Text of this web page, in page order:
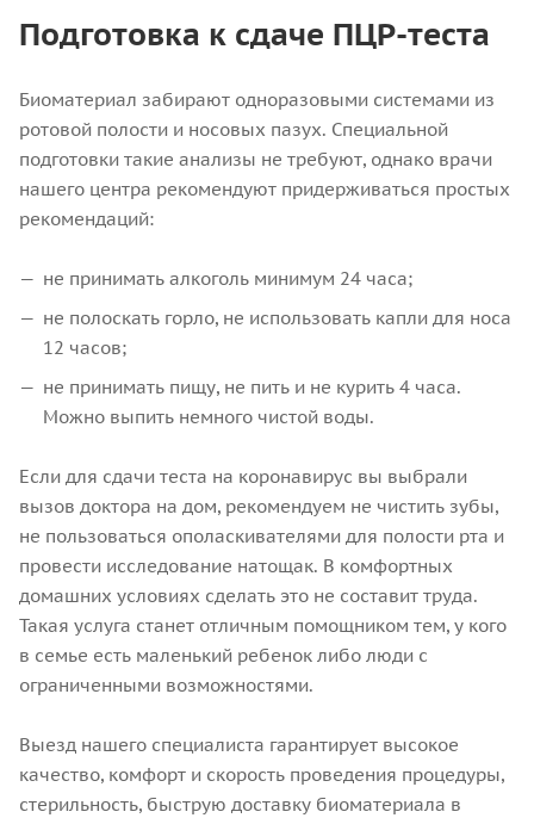
Подготовка к сдаче ПЦР-теста
Биоматериал забирают одноразовыми системами из
ротовой полости и носовых пазух. Специальной
подготовки такие анализы не требуют, однако врачи
нашего центра рекомендуют придерживаться простых
рекомендаций:
не принимать алкоголь минимум 24 часа;
не полоскать горло, не использовать капли для носа
12 часов;
не принимать пищу, не пить и не курить 4 часа.
Можно выпить немного чистой воды.
Если для сдачи теста на коронавирус вы выбрали
вызов доктора на дом, рекомендуем не чистить зубы,
не пользоваться ополаскивателями для полости рта и
провести исследование натощак. В комфортных
домашних условиях сделать это не составит труда.
Такая услуга станет отличным помощником тем, у кого
в семье есть маленький ребенок либо люди с
ограниченными возможностями.
Выезд нашего специалиста гарантирует высокое
качество, комфорт и скорость проведения процедуры,
стерильность, быструю доставку биоматериала в